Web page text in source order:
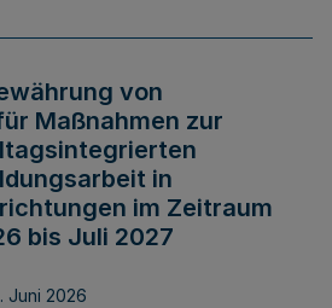
von
Maßnahmen zur
in
im Zeitraum
bis Juli 2027
Juni 2026